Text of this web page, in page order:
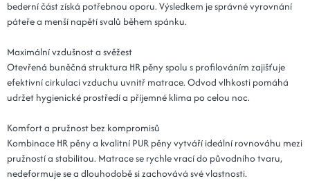
bederní část získá potřebnou oporu. Výsledkem je správné vyrovnání
páteře a menší napětí svalů během spánku.
Maximální vzdušnost a svěžest
Otevřená buněčná struktura HR pěny spolu s profilováním zajišťuje
efektivní cirkulaci vzduchu uvnitř matrace. Odvod vlhkosti pomáhá
udržet hygienické prostředí a příjemné klima po celou noc.
Komfort a pružnost bez kompromisů
Kombinace HR pěny a kvalitní PUR pěny vytváří ideální rovnováhu mezi
pružností a stabilitou. Matrace se rychle vrací do původního tvaru,
nedeformuje se a dlouhodobě si zachovává své vlastnosti.